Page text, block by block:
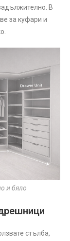
В
за куфари и
и бяло
стълба,